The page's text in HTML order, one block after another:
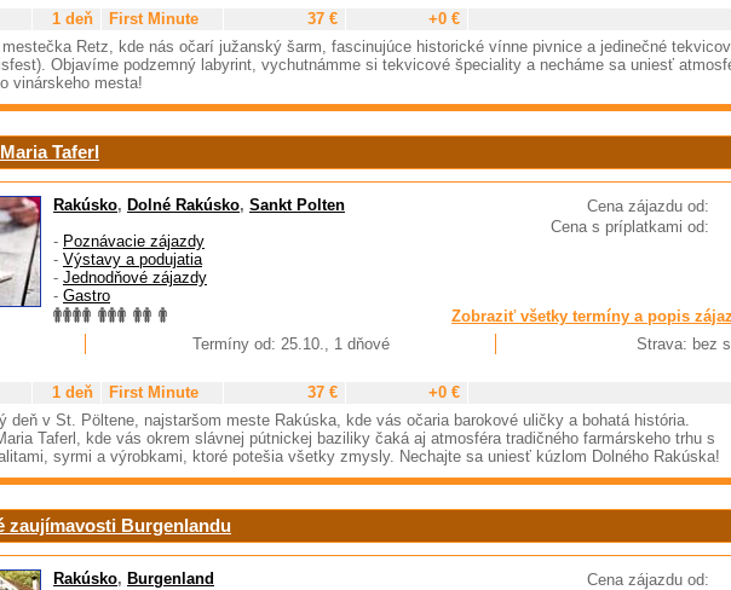
1 deň First Minute 37 €
+0 €
Retz, kde nás očarí južanský šarm, fascinujúce historické vínne pivnice a jedinečné
Objavíme podzemný labyrint, vychutnámme si tekvicové špeciality a necháme sa uniesť
vinárskeho mesta!
Taferl
Cena zájazdu od:
Cena s príplatkami od:
Rakúsko, Dolné Rakúsko, Sankt Polten
- Poznávacie zájazdy
- Výstavy a podujatia
- Jednodňové zájazdy
- Gastro
Zobraziť všetky termíny a popis
Termíny od: 25.10., 1 dňové Strava: bez
1 deň First Minute 37 €
+0 €
deň v St. Pöltene, najstaršom meste Rakúska, kde vás očaria barokové uličky a bohatá história.
Taferl, kde vás okrem slávnej pútnickej baziliky čaká aj atmosféra tradičného farmárskeho trhu s
syrmi a výrobkami, ktoré potešia všetky zmysly. Nechajte sa uniesť kúzlom Dolného Rakúska!
zaujímavosti Burgenlandu
Cena zájazdu od:
Rakúsko, Burgenland